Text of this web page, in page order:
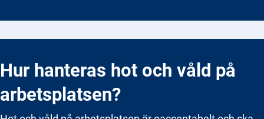
Hur hanteras hot och våld på
arbetsplatsen?